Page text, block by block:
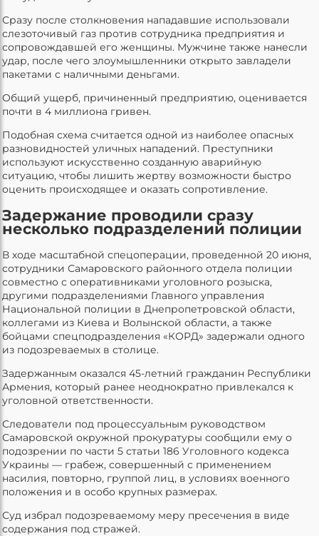
Сразу после столкновения нападавшие использовали
слезоточивый газ против сотрудника предприятия и
сопровождавшей его женщины. Мужчине также нанесли
удар, после чего злоумышленники открыто завладели
пакетами с наличными деньгами.
Общий ущерб, причиненный предприятию, оценивается
почти в 4 миллиона гривен.
Подобная схема считается одной из наиболее опасных
разновидностей уличных нападений. Преступники
используют искусственно созданную аварийную
ситуацию, чтобы лишить жертву возможности быстро
оценить происходящее и оказать сопротивление.
Задержание проводили сразу
несколько подразделений полиции
В ходе масштабной спецоперации, проведенной 20 июня,
сотрудники Самаровского районного отдела полиции
совместно с оперативниками уголовного розыска,
другими подразделениями Главного управления
Национальной полиции в Днепропетровской области,
коллегами из Киева и Волынской области, а также
бойцами спецподразделения «КОРД» задержали одного
из подозреваемых в столице.
Задержанным оказался 45-летний гражданин Республики
Армения, который ранее неоднократно привлекался к
уголовной ответственности.
Следователи под процессуальным руководством
Самаровской окружной прокуратуры сообщили ему о
подозрении по части 5 статьи 186 Уголовного кодекса
Украины — грабеж, совершенный с применением
насилия, повторно, группой лиц, в условиях военного
положения и в особо крупных размерах.
Суд избрал подозреваемому меру пресечения в виде
содержания под стражей.